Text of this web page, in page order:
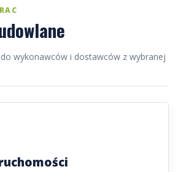
wykonawców i dostawców z wybranej